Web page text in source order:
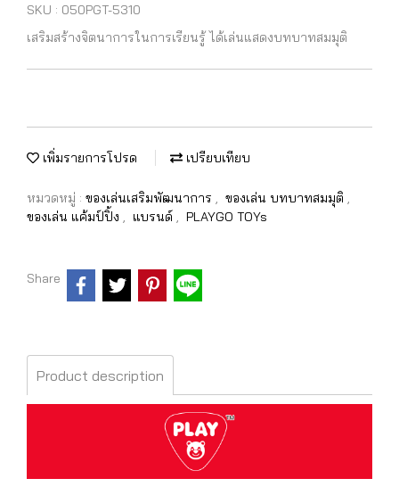
SKU : 050PGT-5310
เสริมสร้างจิตนาการในการเรียนรู้ ได้เล่นแสดงบทบาทสมมุติ
เพิ่มรายการโปรด เปรียบเทียบ
หมวดหมู่ : ของเล่นเสริมพัฒนาการ , ของเล่น บทบาทสมมุติ ,
ของเล่น แค้มป์ปิ้ง , แบรนด์ , PLAYGO TOYs
Share
Product description